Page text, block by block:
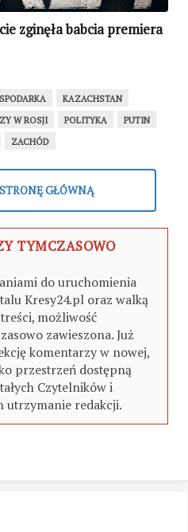
zginęła babcia premiera
KAZACHSTAN
W ROSJI POLITYKA
PUTIN
ZACHÓD
GŁÓWNĄ
TYMCZASOWO
do uruchomienia
Kresy24.pl oraz walką
możliwość
zawieszona. Już
komentarzy w nowej,
przestrzeń dostępną
Czytelników i
utrzymanie redakcji.